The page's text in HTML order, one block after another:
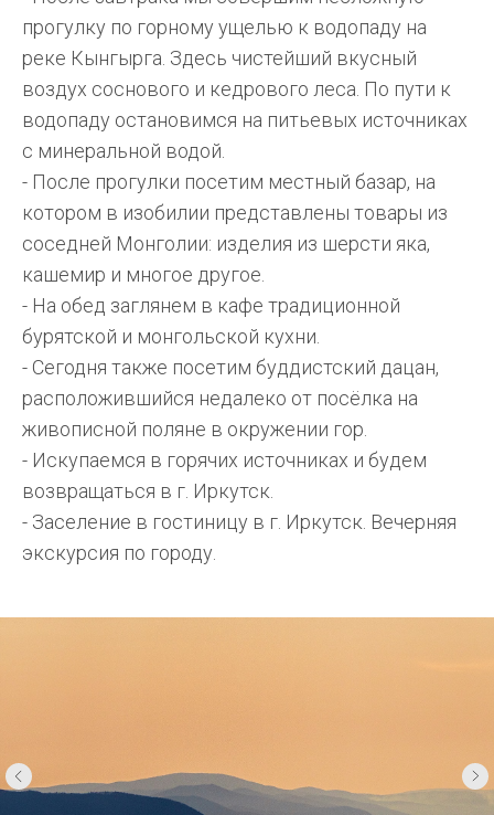
прогулку по горному ущелью к водопаду на
реке Кынгырга. Здесь чистейший вкусный
воздух соснового и кедрового леса. По пути к
водопаду остановимся на питьевых источниках
с минеральной водой.
- После прогулки посетим местный базар, на
котором в изобилии представлены товары из
соседней Монголии: изделия из шерсти яка,
кашемир и многое другое.
- На обед заглянем в кафе традиционной
бурятской и монгольской кухни.
- Сегодня также посетим буддистский дацан,
расположившийся недалеко от посёлка на
живописной поляне в окружении гор.
- Искупаемся в горячих источниках и будем
возвращаться в г. Иркутск.
- Заселение в гостиницу в г. Иркутск. Вечерняя
экскурсия по городу.